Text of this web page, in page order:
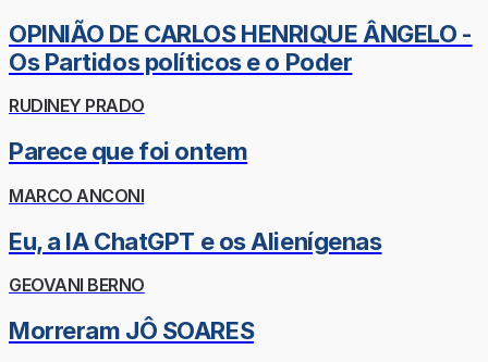
OPINIÃO DE CARLOS HENRIQUE ÂNGELO -
Os Partidos políticos e o Poder
RUDINEY PRADO
Parece que foi ontem
MARCO ANCONI
Eu, a IA ChatGPT e os Alienígenas
GEOVANI BERNO
Morreram JÔ SOARES